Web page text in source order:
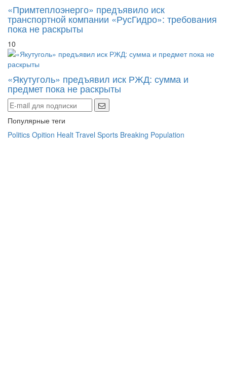
«Примтеплоэнерго» предъявило иск
транспортной компании «РусГидро»: требования
пока не раскрыты
10
«Якутуголь» предъявил иск РЖД: сумма и
предмет пока не раскрыты
Популярные теги
Politics Opition Healt Travel Sports Breaking Population